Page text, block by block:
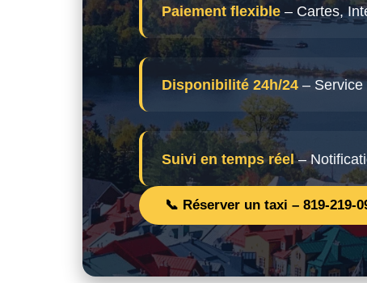
Paiement flexible – Cartes,
Disponibilité 24h/24 – Service
Suivi en temps réel–
📞 Réserver un taxi – 819-219-